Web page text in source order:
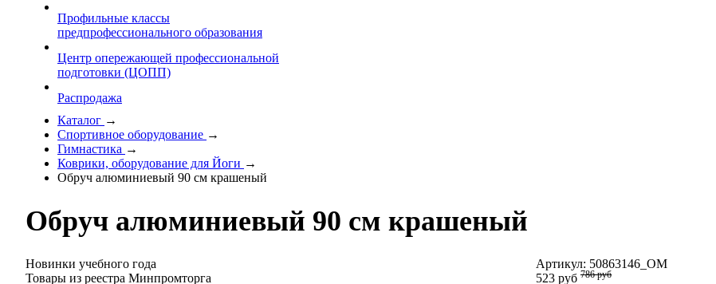
Профильные классы
предпрофессионального образования
Центр опережающей профессиональной
подготовки (ЦОПП)
Распродажа
Каталог →
Спортивное оборудование →
Гимнастика →
Коврики, оборудование для Йоги →
Обруч алюминиевый 90 см крашеный
Обруч алюминиевый 90 см крашеный
Новинки учебного года
Товары из реестра Минпромторга
Артикул: 50863146_ОМ
523 руб 786 руб